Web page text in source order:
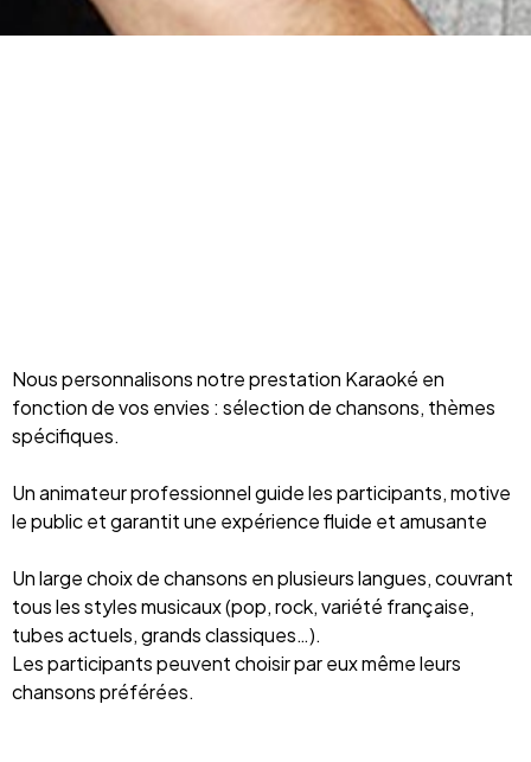
Nous personnalisons notre prestation Karaoké en
fonction de vos envies : sélection de chansons, thèmes
spécifiques.
Un animateur professionnel guide les participants, motive
le public et garantit une expérience fluide et amusante
Un large choix de chansons en plusieurs langues, couvrant
tous les styles musicaux (pop, rock, variété française,
tubes actuels, grands classiques…).
Les participants peuvent choisir par eux même leurs
chansons préférées.